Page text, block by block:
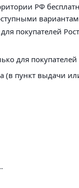
РФ
покупателей
для
(в пункт выдачи